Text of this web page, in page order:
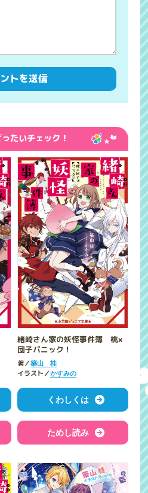
たいチェック！
緒崎さん家の妖怪事件簿 桃×
団子パニック！
著／築山 桂
イラスト／かすみの
くわしくは
ためし読み